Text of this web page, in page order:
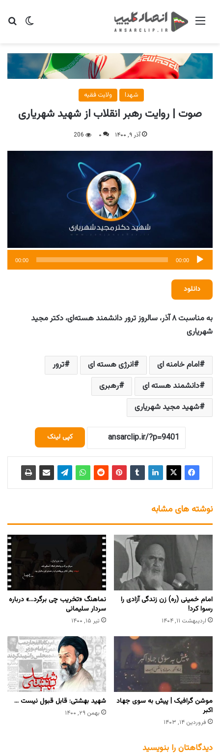
تغییر منو
شهدا ولایت فقیه
صوت | روایت رهبر انقلاب از شهید شهریاری
آذر ۹, ۱۴۰۰ ۰ 206
00:00
00:00
دانلود
به مناسبت ۸ آذر، سالروز ترور دانشمند هسته‌ای، دکتر مجید
شهریاری
امام خامنه ای انرژی هسته ای
ترور
دانشمند هسته ای
رهبری
شهید مجید شهریاری
کپی لینک
نوشته های مشابه
امام خمینی (ره) زن زندگی آزادی را
رسوا کرد!
اردیبهشت ۱۱, ۱۴۰۴
نماهنگ «تخریب چی برگرد…» درباره
سردار سلیمانی
تیر ۱۵, ۱۴۰۰
موشن گرافیک | پیش به سوی جهاد
اکبر
فروردین ۱۴, ۱۴۰۳
شهید بهشتی: قابل قبول نیست …
بهمن ۲۹, ۱۴۰۰
دیدگاهتان را بنویسید